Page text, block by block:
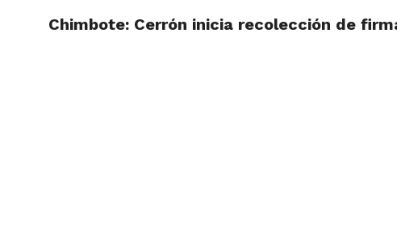
ACTUALIDAD
Chimbote: Cerrón inicia recolección de